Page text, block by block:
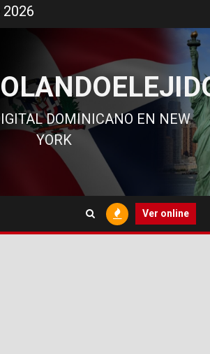
DOMINICANO EN NEW
YORK
Ver online